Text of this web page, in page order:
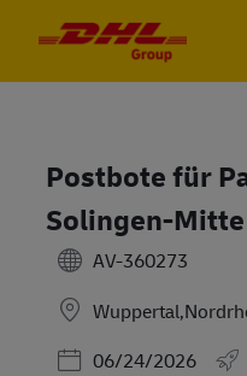
Postbote für
Solingen-
AV-360273
Posted Date
06/24/2026